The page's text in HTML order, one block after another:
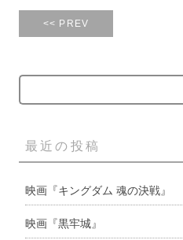
<< PREV
最近の投稿
映画『キングダム 魂の決戦』
映画『黒牢城』